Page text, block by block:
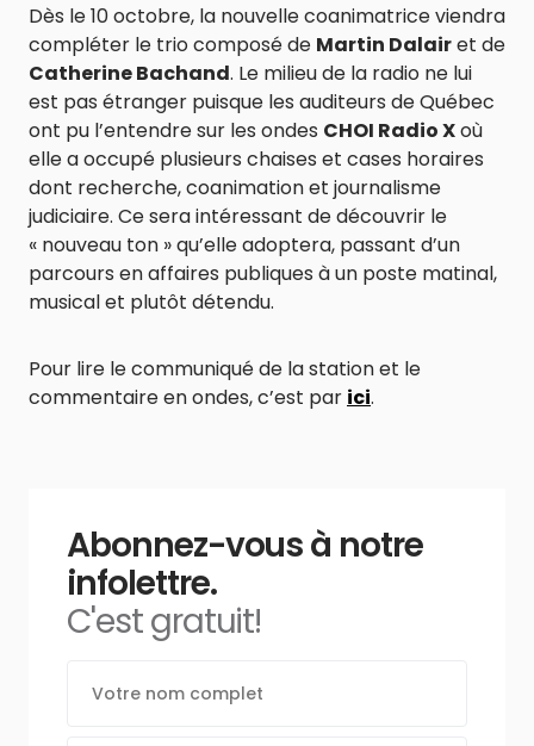
Dès le 10 octobre, la nouvelle coanimatrice viendra
compléter le trio composé de Martin Dalairet de
Catherine Bachand. Le milieu de la radio ne lui
est pas étranger puisque les auditeurs de Québec
ont pu l’entendre sur les ondes CHOI Radio Xoù
elle a occupé plusieurs chaises et cases horaires
dont recherche, coanimation et journalisme
judiciaire. Ce sera intéressant de découvrir le
« nouveau ton » qu’elle adoptera, passant d’un
parcours en affaires publiques à un poste matinal,
musical et plutôt détendu.
Pour lire le communiqué de la station et le
commentaire en ondes, c’est par ici.
Abonnez-vous à notre
infolettre.
C'est gratuit!